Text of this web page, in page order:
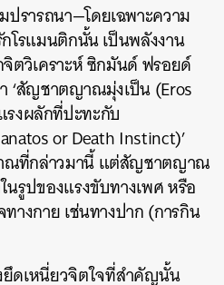
ปรารถนา—โดยเฉพาะความ
โรแมนติกนั้น เป็นพลังงาน
ตวิเคราะห์ ซิกมันด์ ฟรอยด์
‘สัญชาตญาณมุ่งเป็น (Eros
รงผลักที่ปะทะกับ
or Death Instinct)’
ที่กล่าวมานี้ แต่สัญชาตญาณ
รูปของแรงขับทางเพศ หรือ
างกาย เช่นทางปาก (การกิน
ดเหนี่ยวจิตใจที่สำคัญนั้น